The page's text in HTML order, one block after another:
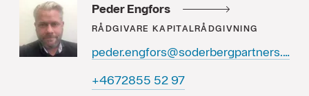
Peder Engfors
RÅDGIVARE KAPITALRÅDGIVNING
peder.engfors@soderbergpartners.se
79 25 5582764+